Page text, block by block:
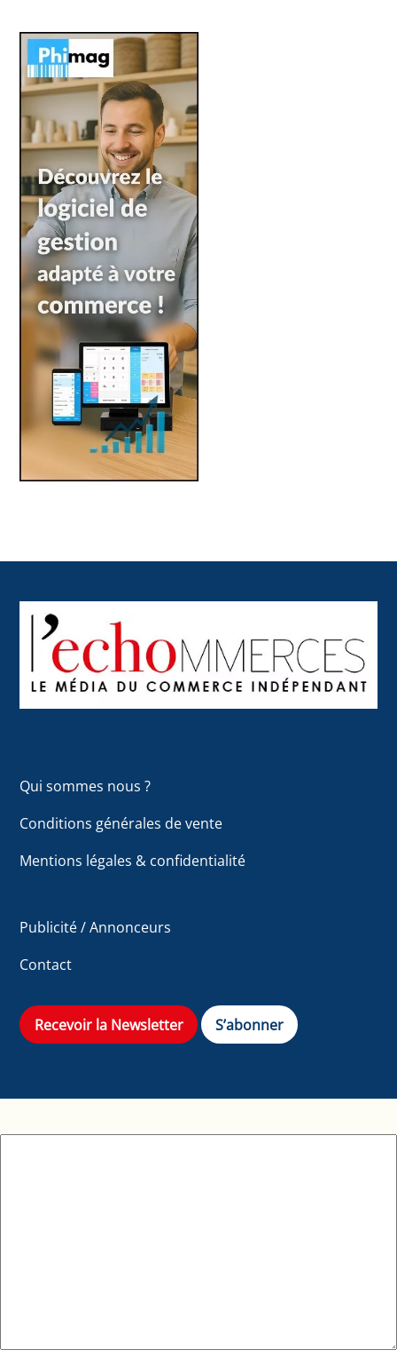
To
Top
Qui sommes nous ?
Conditions générales de vente
Mentions légales & confidentialité
Publicité / Annonceurs
Contact
Recevoir la Newsletter S’abonner